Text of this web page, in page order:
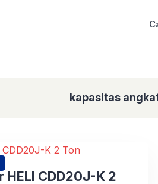
kapasitas
HELI CDD20J-K 2